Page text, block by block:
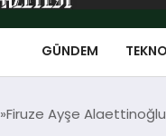
GÜNDEM
Firuze Ayşe